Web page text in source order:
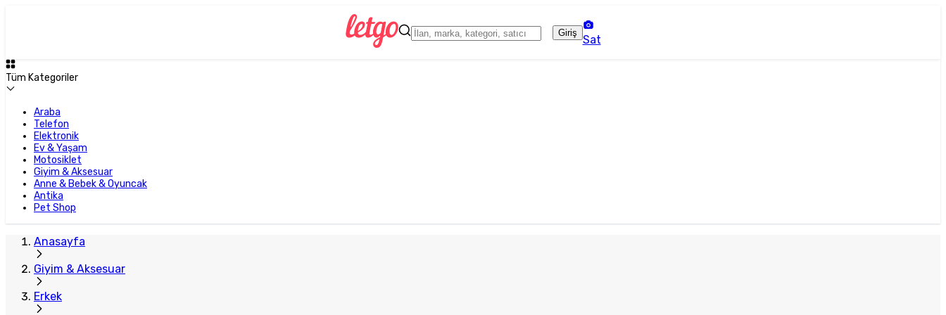
Giriş
Sat
Tüm Kategoriler
Araba
Telefon
Elektronik
Ev & Yaşam
Motosiklet
Giyim & Aksesuar
Anne & Bebek & Oyuncak
Antika
Pet Shop
Anasayfa
Giyim & Aksesuar
Erkek